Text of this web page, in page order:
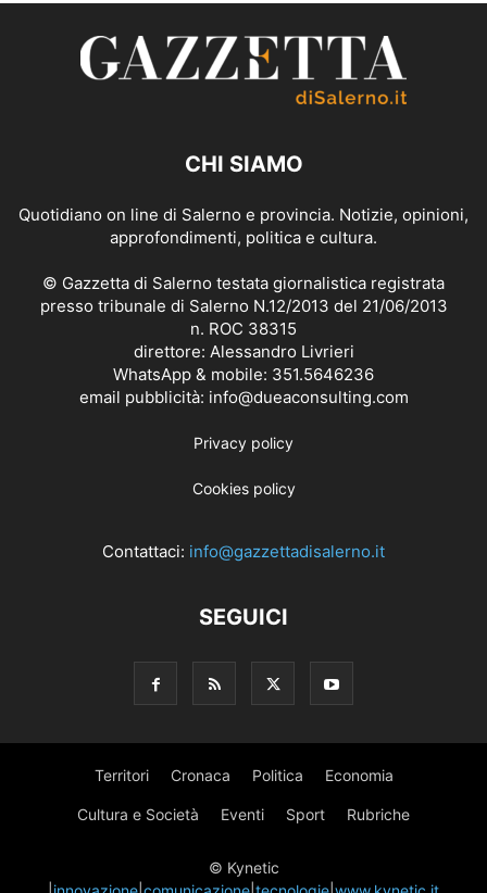
CHI SIAMO
Quotidiano on line di Salerno e provincia. Notizie, opinioni,
approfondimenti, politica e cultura.
© Gazzetta di Salerno testata giornalistica registrata
presso tribunale di Salerno N.12/2013 del 21/06/2013
n. ROC 38315
direttore: Alessandro Livrieri
WhatsApp & mobile: 351.5646236
email pubblicità: info@dueaconsulting.com
Privacy policy
Cookies policy
Contattaci: info@gazzettadisalerno.it
SEGUICI
Territori Cronaca Politica Economia
Cultura e Società Eventi Sport Rubriche
© Kynetic